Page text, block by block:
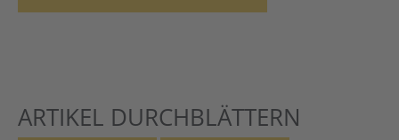
ARTIKEL DURCHBLÄTTERN